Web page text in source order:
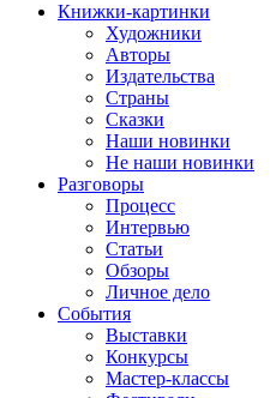
Книжки-картинки
Художники
Авторы
Издательства
Страны
Сказки
Наши новинки
Не наши новинки
Разговоры
Процесс
Интервью
Статьи
Обзоры
Личное дело
События
Выставки
Конкурсы
Мастер-классы